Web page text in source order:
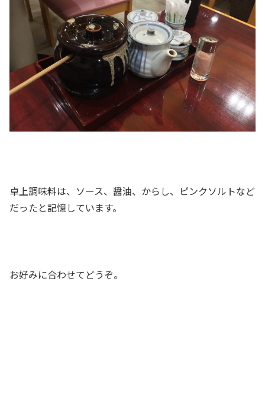
卓上調味料は、ソース、醤油、からし、ピンクソルトなど
だったと記憶しています。
お好みに合わせてどうぞ。